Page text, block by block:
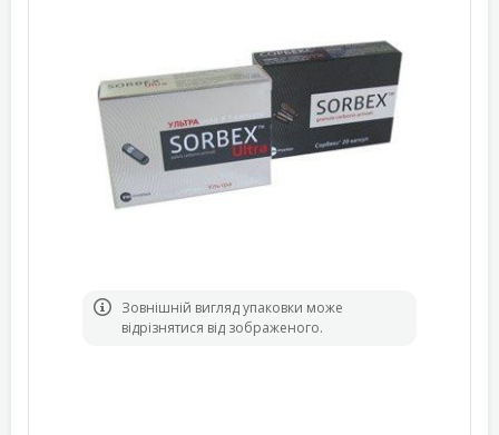
Зовнішній вигляд упаковки може
відрізнятися від зображеного.